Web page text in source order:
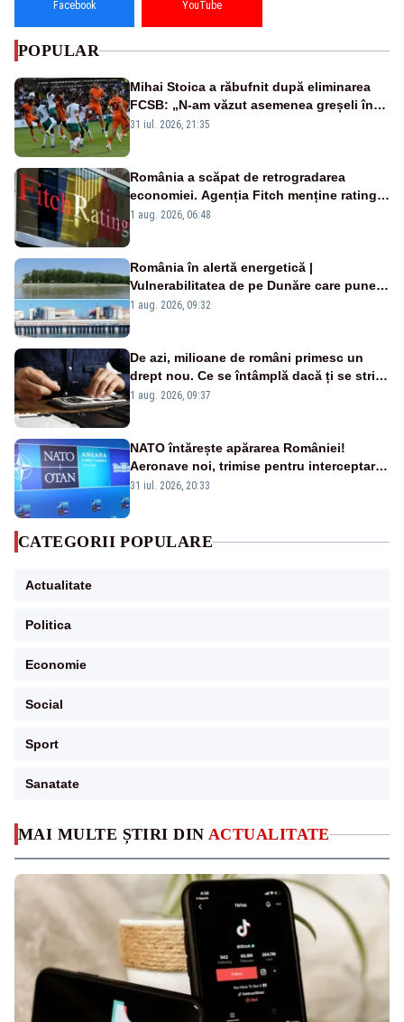
MAI MULTE ȘTIRI DIN ACTUALITATE
Facebook YouTube
POPULAR
Mihai Stoica a răbufnit după eliminarea
FCSB: „N-am văzut asemenea greșeli în
190 de meciuri europene”
31 iul. 2026, 21:35
România a scăpat de retrogradarea
economiei. Agenția Fitch menține ratingul
„BBB-” cu perspectivă negativă
1 aug. 2026, 06:48
România în alertă energetică |
Vulnerabilitatea de pe Dunăre care pune
în pericol Centrala Cernavodă era
1 aug. 2026, 09:32
De azi, milioane de români primesc un
drept nou. Ce se întâmplă dacă ți se strică
un produs
1 aug. 2026, 09:37
NATO întărește apărarea României!
Aeronave noi, trimise pentru interceptarea
și distrugerea dronelor
31 iul. 2026, 20:33
CATEGORII POPULARE
Actualitate
Politica
Economie
Social
Sport
Sanatate